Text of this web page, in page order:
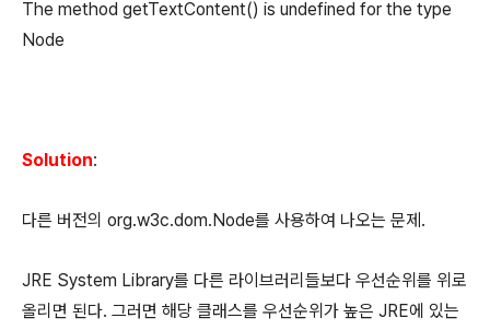
The method getTextContent() is undefined for the type
Node
Solution:
다른 버전의 org.w3c.dom.Node를 사용하여 나오는 문제.
JRE System Library를 다른 라이브러리들보다 우선순위를 위로
올리면 된다. 그러면 해당 클래스를 우선순위가 높은 JRE에 있는